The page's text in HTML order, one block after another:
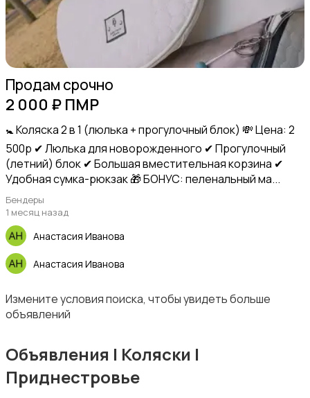
Другое
Детская одежда и обувь
Продам срочно
2 000 ₽ ПМР
🚼 Коляска 2 в 1 (люлька + прогулочный блок) 💸 Цена: 2
500р ✔ Люлька для новорожденного ✔ Прогулочный
(летний) блок ✔ Большая вместительная корзина ✔
Удобная сумка-рюкзак 🎁 БОНУС: пеленальный ма...
Бендеры
1 месяц назад
Анастасия Иванова
Анастасия Иванова
Измените условия поиска, чтобы увидеть больше
объявлений
Объявления | Коляски |
Приднестровье